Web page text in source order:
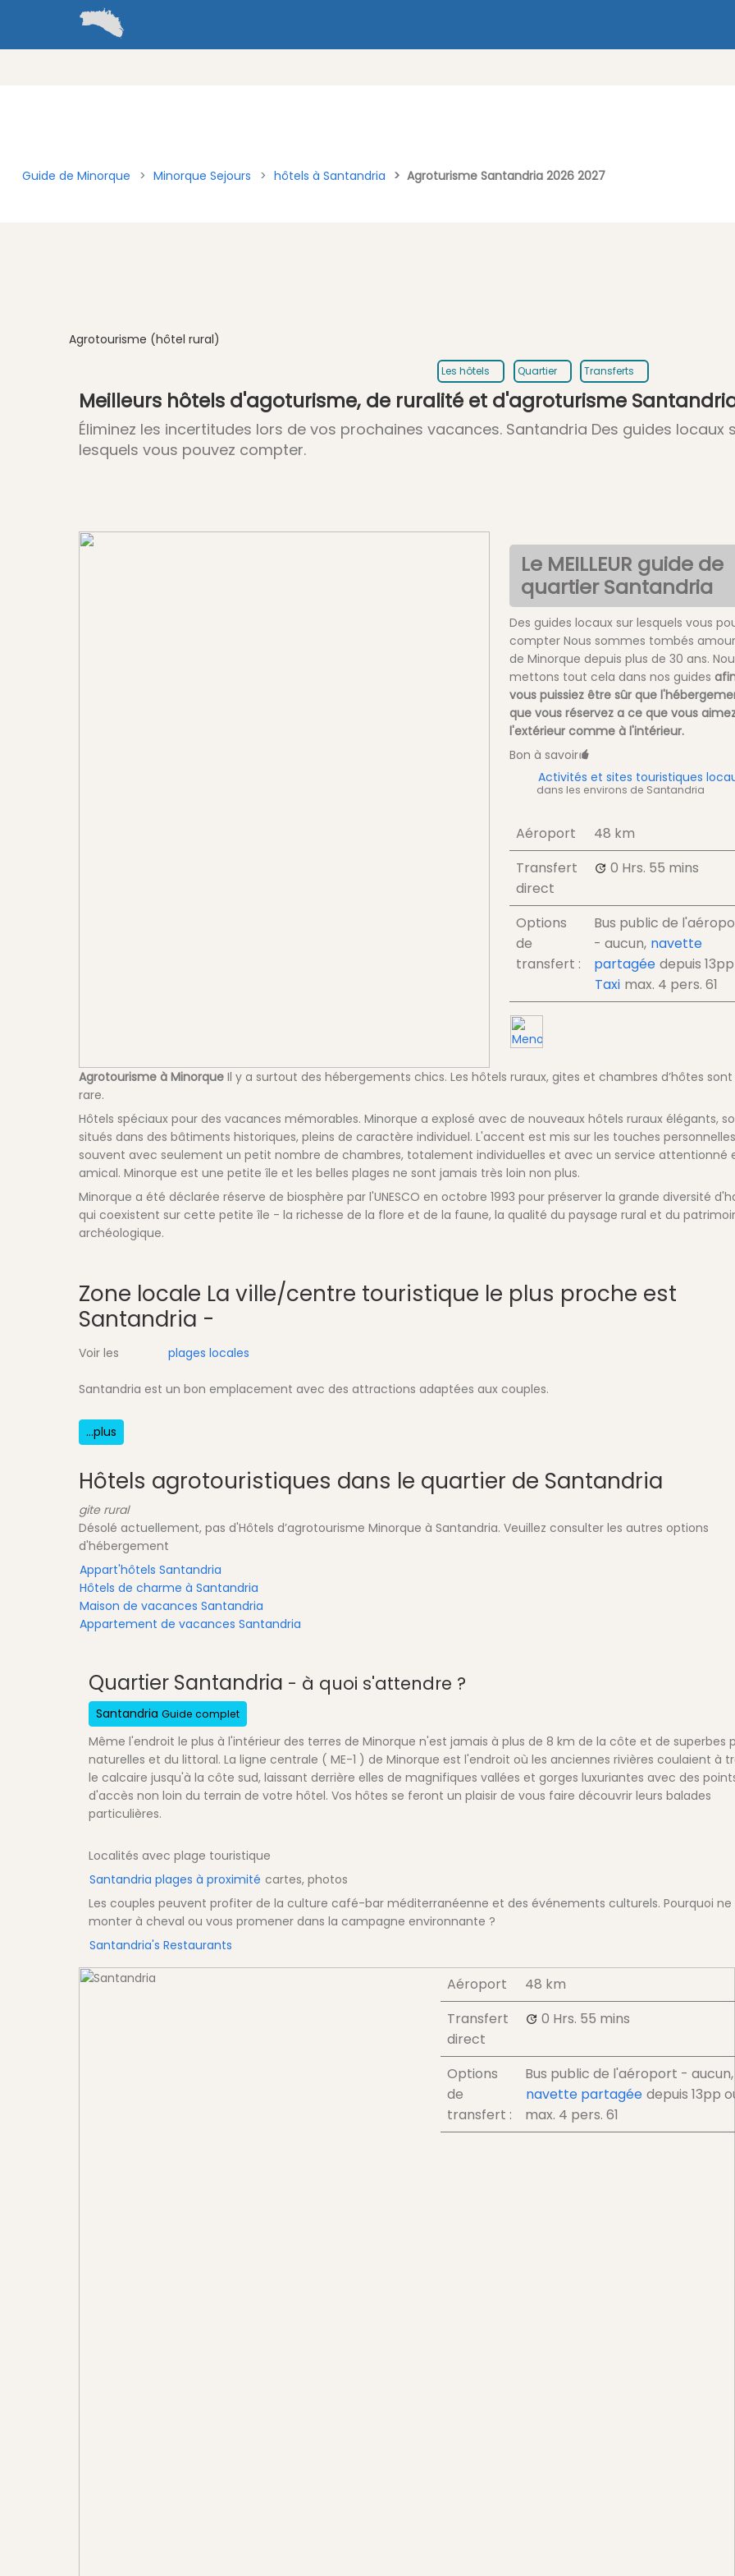
Guide de Minorque Minorque Sejours hôtels à Santandria Agroturisme Santandria 2026 2027
Agrotourisme (hôtel rural)
Les hôtels Quartier Transferts
Meilleurs hôtels d'agoturisme, de ruralité et d'agroturisme
Éliminez les incertitudes lors de vos prochaines vacances. Santandria Des guides locaux
lesquels vous pouvez compter.
Le MEILLEUR guide de
quartier Santandria
Des guides locaux sur lesquels vous
compter Nous sommes tombés
de Minorque depuis plus de 30 ans.
mettons tout cela dans nos guides
vous puissiez être sûr que
que vous réservez a ce que vous
l'extérieur comme à l'intérieur.
Bon à savoir
Activités et sites touristiques
dans les environs de Santandria
Aéroport
48 km
Transfert
direct
0 Hrs. 55 mins
Options
de
transfert :
Bus public de
- aucun, navette
partagée depuis 13pp
Taxi max. 4 pers. 61
Agrotourisme à Minorque Il y a surtout des hébergements chics. Les hôtels ruraux, gites et chambres d’hôtes
rare.
Hôtels spéciaux pour des vacances mémorables. Minorque a explosé avec de nouveaux hôtels ruraux élégants,
situés dans des bâtiments historiques, pleins de caractère individuel. L'accent est mis sur les touches
souvent avec seulement un petit nombre de chambres, totalement individuelles et avec un service attentionné
amical. Minorque est une petite île et les belles plages ne sont jamais très loin non plus.
Minorque a été déclarée réserve de biosphère par l'UNESCO en octobre 1993 pour préserver la grande diversité
qui coexistent sur cette petite île - la richesse de la flore et de la faune, la qualité du paysage rural et du
archéologique.
Zone locale La ville/centre touristique le plus proche est
Santandria -
Voir les plages locales
Santandria est un bon emplacement avec des attractions adaptées aux couples.
...plus
Hôtels agrotouristiques dans le quartier de Santandria
gite rural
Désolé actuellement, pas d'Hôtels d’agrotourisme Minorque à Santandria. Veuillez consulter les autres options
d'hébergement
Appart'hôtels Santandria
Hôtels de charme à Santandria
Maison de vacances Santandria
Appartement de vacances Santandria
Quartier Santandria - à quoi s'attendre ?
Santandria Guide complet
Même l'endroit le plus à l'intérieur des terres de Minorque n'est jamais à plus de 8 km de la côte et de superbes
naturelles et du littoral. La ligne centrale ( ME-1 ) de Minorque est l'endroit où les anciennes rivières coulaient à
le calcaire jusqu'à la côte sud, laissant derrière elles de magnifiques vallées et gorges luxuriantes avec des
d'accès non loin du terrain de votre hôtel. Vos hôtes se feront un plaisir de vous faire découvrir leurs balades
particulières.
Localités avec plage touristique
Santandria plages à proximité cartes, photos
Les couples peuvent profiter de la culture café-bar méditerranéenne et des événements culturels. Pourquoi ne
monter à cheval ou vous promener dans la campagne environnante ?
Santandria's Restaurants
Aéroport
48 km
Transfert
direct
0 Hrs. 55 mins
Options
de
transfert :
Bus public de l'aéroport - aucun,
navette partagée depuis 13pp
max. 4 pers. 61